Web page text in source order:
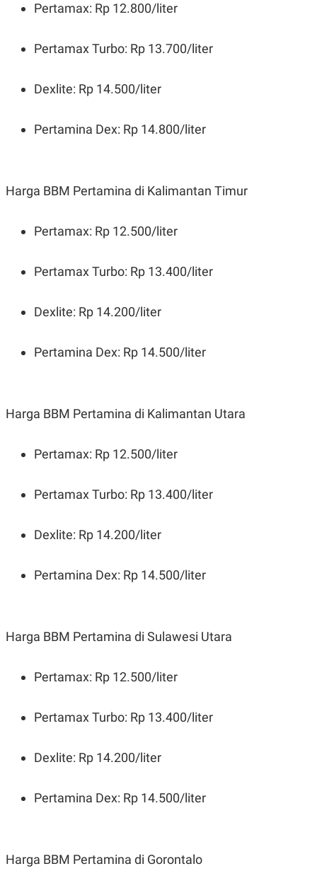
Pertamax: Rp 12.800/liter
Pertamax Turbo: Rp 13.700/liter
Dexlite: Rp 14.500/liter
Pertamina Dex: Rp 14.800/liter
Harga BBM Pertamina di Kalimantan Timur
Pertamax: Rp 12.500/liter
Pertamax Turbo: Rp 13.400/liter
Dexlite: Rp 14.200/liter
Pertamina Dex: Rp 14.500/liter
Harga BBM Pertamina di Kalimantan Utara
Pertamax: Rp 12.500/liter
Pertamax Turbo: Rp 13.400/liter
Dexlite: Rp 14.200/liter
Pertamina Dex: Rp 14.500/liter
Harga BBM Pertamina di Sulawesi Utara
Pertamax: Rp 12.500/liter
Pertamax Turbo: Rp 13.400/liter
Dexlite: Rp 14.200/liter
Pertamina Dex: Rp 14.500/liter
Harga BBM Pertamina di Gorontalo